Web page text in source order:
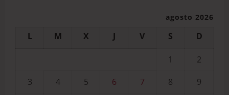
agosto 2026
L M X J V S D
1
2
3
4 5 6 7 8
9